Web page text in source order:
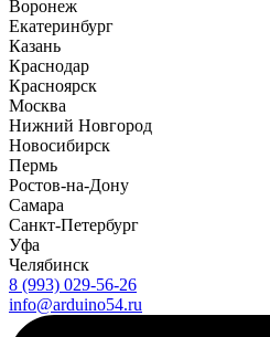
Воронеж
Екатеринбург
Казань
Краснодар
Красноярск
Москва
Нижний Новгород
Новосибирск
Пермь
Ростов-на-Дону
Самара
Санкт-Петербург
Уфа
Челябинск
8 (993) 029-56-26
info@arduino54.ru